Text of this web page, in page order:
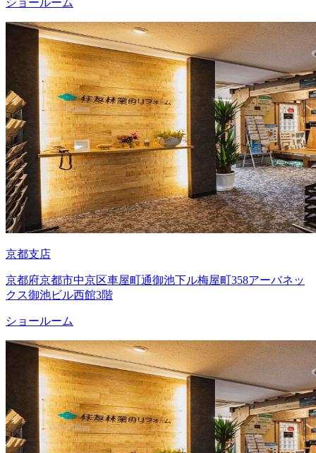
ショールーム
京都支店
京都府京都市中京区車屋町通御池下ル梅屋町358アーバネッ
クス御池ビル西館3階
ショールーム